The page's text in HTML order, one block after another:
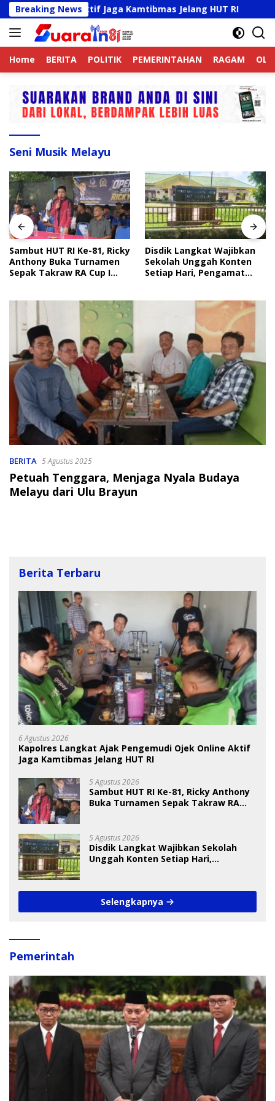
Langsung
ke
konten
Breaking News
Aktif Jaga Kamtibmas Jelang HUT RI Sambut
Home BERITA POLITIK PEMERINTAHAN RAGAM
Seni Musik Melayu
Sambut HUT RI Ke-81, Ricky
Anthony Buka Turnamen
Sepak Takraw RA Cup I
Disdik Langkat Wajibkan
Sekolah Unggah Konten
Setiap Hari, Pengamat
BERITA 5 Agustus 2025
Petuah Tenggara, Menjaga Nyala Budaya
Melayu dari Ulu Brayun
Berita Terbaru
6 Agustus 2026
Kapolres Langkat Ajak Pengemudi Ojek Online Aktif
Jaga Kamtibmas Jelang HUT RI
5 Agustus 2026
Sambut HUT RI Ke-81, Ricky Anthony
Buka Turnamen Sepak Takraw RA
5 Agustus 2026
Disdik Langkat Wajibkan Sekolah
Unggah Konten Setiap Hari,
Selengkapnya
Pemerintah